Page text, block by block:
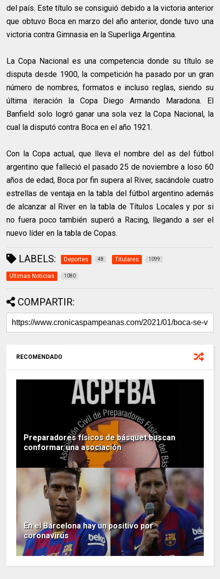
del país. Este título se consiguió debido a la victoria anterior
que obtuvo Boca en marzo del año anterior, donde tuvo una
victoria contra Gimnasia en la Superliga Argentina.
La Copa Nacional es una competencia donde su título se
disputa desde 1900, la competición ha pasado por un gran
número de nombres, formatos e incluso reglas, siendo su
última iteración la Copa Diego Armando Maradona. El
Banfield solo logró ganar una sola vez la Copa Nacional, la
cual la disputó contra Boca en el año 1921.
Con la Copa actual, que lleva el nombre del as del fútbol
argentino que falleció el pasado 25 de noviembre a loso 60
años de edad, Boca por fin supera al River, sacándole cuatro
estrellas de ventaja en la tabla del fútbol argentino además
de alcanzar al River en la tabla de Títulos Locales y por si
no fuera poco también superó a Racing, llegando a ser el
nuevo líder en la tabla de Copas.
LABELS: Deportes 48 Titulares 1099
Ultimas Noticias 1080
COMPARTIR:
RECOMENDADO
Preparadores físicos de básquet buscan
conformar una asociación
En el Barcelona hay un positivo por
coronavirus